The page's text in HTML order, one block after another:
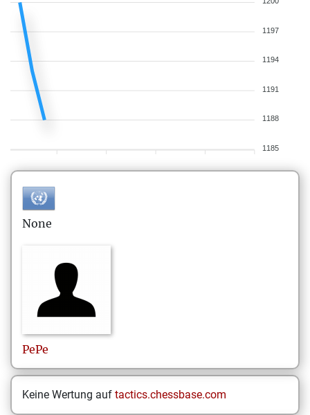
1197
1194
1191
1188
1185
None
PePe
Keine Wertung auf tactics.chessbase.com